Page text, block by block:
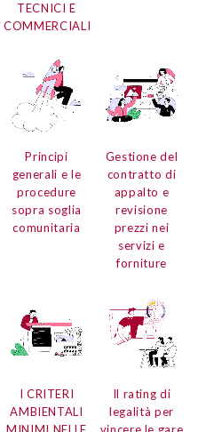
TECNICI E
COMMERCIALI
Principi
generali e le
procedure
sopra soglia
comunitaria
Gestione del
contratto di
appalto e
revisione
prezzi nei
servizi e
forniture
I CRITERI
AMBIENTALI
Il rating di
legalità per